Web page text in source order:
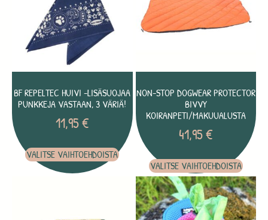
BF REPELTEC HUIVI -LISÄSUOJAA
PUNKKEJA VASTAAN, 3 VÄRIÄ!
11,95€
VALITSE VAIHTOEHDOISTA
NON-STOP DOGWEAR PROTECTOR
BIVVY
KOIRANPETI/MAKUUALUSTA
41,95€
VALITSE VAIHTOEHDOISTA